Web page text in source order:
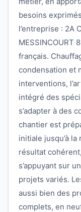
besoins
l’entreprise : 2A
MESSINCOURT
français.
condensation et
interventions,
intégré des
s’adapter à des
chantier est
initiale jusqu’à
résultat
s’appuyant sur
projets variés.
aussi bien des
complets, en